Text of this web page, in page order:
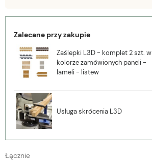
Zalecane przy zakupie
Zaślepki L3D - komplet 2 szt. w
kolorze zamówionych paneli -
lameli - listew
Usługa skrócenia L3D
Łącznie